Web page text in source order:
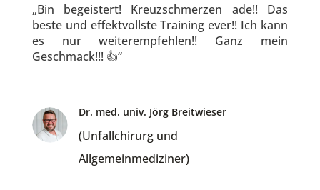
„Bin begeistert! Kreuzschmerzen ade!! Das
beste und effektvollste Training ever!! Ich kann
es nur weiterempfehlen!! Ganz mein
Geschmack!!! 👍“
Dr. med. univ. Jörg Breitwieser
(Unfallchirurg und
Allgemeinmediziner)